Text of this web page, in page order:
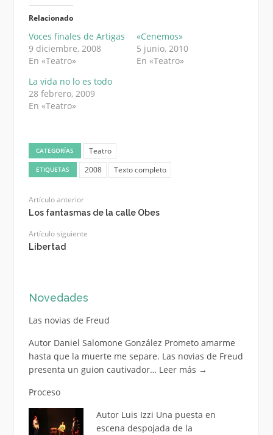
Relacionado
Voces finales de Artigas
9 diciembre, 2008
En «Teatro»
«Cenemos»
5 junio, 2010
En «Teatro»
La vida no lo es todo
28 febrero, 2009
En «Teatro»
CATEGORÍAS Teatro
ETIQUETAS 2008 Texto completo
Artículo anterior
Los fantasmas de la calle Obes
Artículo siguiente
Libertad
Novedades
Las novias de Freud
Autor Daniel Salomone González Prometo amarme
hasta que la muerte me separe. Las novias de Freud
presenta un guion cautivador… Leer más →
Proceso
Autor Luis Izzi Una puesta en
escena despojada de la